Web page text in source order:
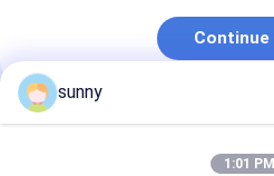
Continue
Nossas Categorias
sunny
1:01 PM